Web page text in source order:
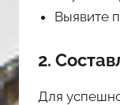
Выявите
2.
Для